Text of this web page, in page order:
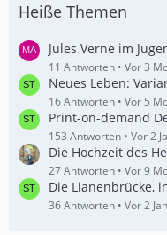
Heiße Themen
Jules Verne im
11 Antworten Vor 3
Neues Leben:
16 Antworten Vor 5
Print-on-demand
153 Antworten Vor 2
Die Hochzeit des
27 Antworten Vor 9
Die Lianenbrücke,
36 Antworten Vor 2